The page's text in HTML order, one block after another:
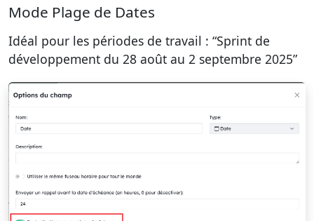
Mode Plage de Dates
Idéal pour les périodes de travail : “Sprint de
développement du 28 août au 2 septembre 2025”